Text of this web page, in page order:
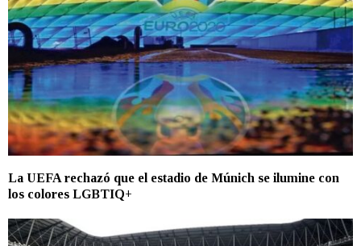
La UEFA rechazó que el estadio de Múnich se ilumine con
los colores LGBTIQ+